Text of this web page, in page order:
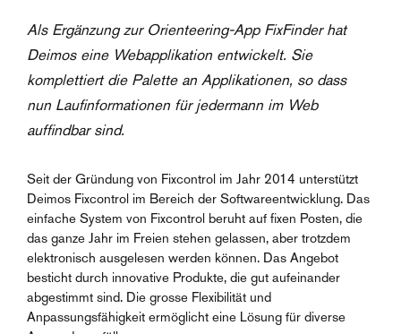
Als Ergänzung zur Orienteering-App FixFinder hat
Deimos eine Webapplikation entwickelt. Sie
komplettiert die Palette an Applikationen, so dass
nun Laufinformationen für jedermann im Web
auffindbar sind.
Seit der Gründung von Fixcontrol im Jahr 2014 unterstützt
Deimos Fixcontrol im Bereich der Softwareentwicklung. Das
einfache System von Fixcontrol beruht auf fixen Posten, die
das ganze Jahr im Freien stehen gelassen, aber trotzdem
elektronisch ausgelesen werden können. Das Angebot
besticht durch innovative Produkte, die gut aufeinander
abgestimmt sind. Die grosse Flexibilität und
Anpassungsfähigkeit ermöglicht eine Lösung für diverse